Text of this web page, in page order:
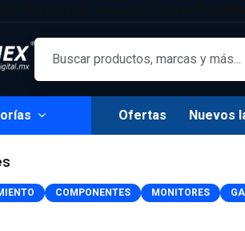
Ofertas Nuevos
COMPONENTES MONITORES